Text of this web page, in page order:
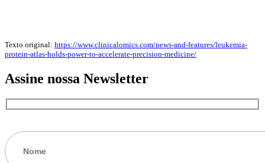
Texto original: https://www.clinicalomics.com/news-and-features/leukemia-
protein-atlas-holds-power-to-accelerate-precision-medicine/
Assine nossa Newsletter